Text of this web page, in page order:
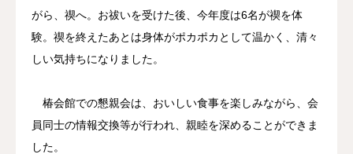
がら、禊へ。お祓いを受けた後、今年度は6名が禊を体
験。禊を終えたあとは身体がポカポカとして温かく、清々
しい気持ちになりました。
椿会館での懇親会は、おいしい食事を楽しみながら、会
員同士の情報交換等が行われ、親睦を深めることができま
した。